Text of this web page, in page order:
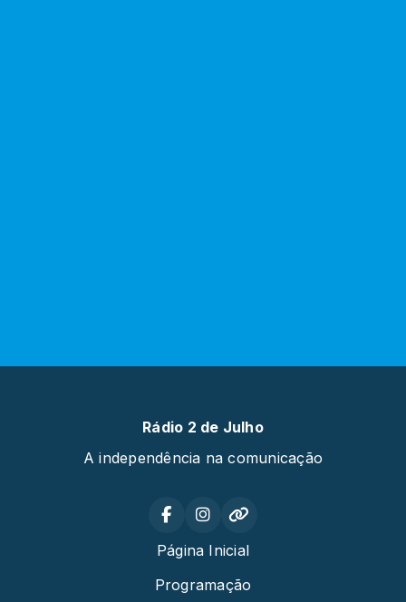
Rádio 2 de Julho
A independência na comunicação
Página Inicial
Programação